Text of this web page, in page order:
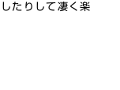
たりして凄く楽